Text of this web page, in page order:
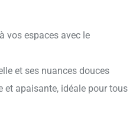
vos espaces avec le
et ses nuances douces
et apaisante, idéale pour tous